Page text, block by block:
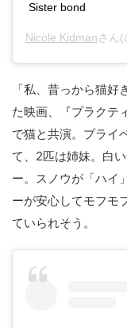
Sister bond ️
Nicole Kidmanさん
「私、昔っから猫
た映画、『プラクテ
で猫と共演。プライ
て、2匹は姉妹。白
ー。スノウが「ハイ
ーが安心してモフモ
ていられそう。